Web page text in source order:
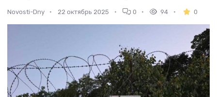
Novosti-Dny 22 октябрь 2025 0 94 0